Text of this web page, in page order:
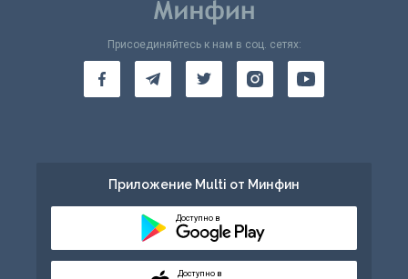
Присоединяйтесь к нам в соц. сетях:
Приложение Multi от Минфин
Доступно в
Доступно в